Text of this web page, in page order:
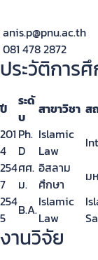
anis.p@pnu.ac.th
081 478 2872
ประวัติการ
ปี
ระดั
บ
สาขาวิชา ส
201
4
Ph.
D
Islamic
Law
254
7
ศศ.
ม.
อิสลาม
ศึกษา
ม
254
5
B.A.Islamic
Law
งานวิจัย